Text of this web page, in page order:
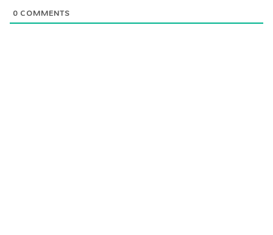
0COMMENTS